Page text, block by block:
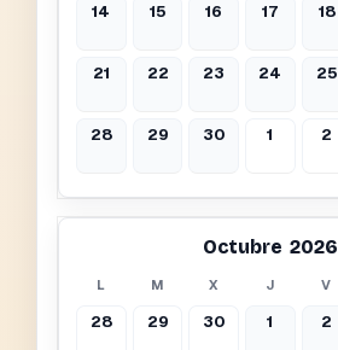
14 15 16 17 18
21 22 23 24 25
28 29 30 1 2
Octubre 2026
L M X J V
28 29 30 1 2